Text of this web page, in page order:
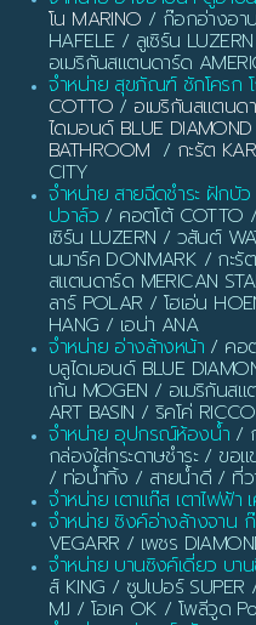
โน MARINO / ก๊อกอ่างอา
HAFELE / ลูเซิร์น
อเมริกันสแตนดาร์ด
จำหน่าย สุขภัณฑ์ ชักโครก โ
COTTO / อเมริกันสแตนด
ไดมอนด์ BLUE DIAMOND
BATHROOM / กะรัต
CITY
จำหน่าย สายฉีดชำระ ฝักบั
ปวาล์ว / คอตโต้ COTTO /
เซิร์น LUZERN / วสันต์
นมาร์ค DONMARK / กะรั
สแตนดาร์ด MERICAN
ลาร์ POLAR / โฮเอ่น
HANG / เอน่า ANA
จำหน่าย อ่างล้างหน้า / คอ
บลูไดมอนด์ BLUE
เก้น MOGEN / อเมริกันส
ART BASIN / ริคโค่
จำหน่าย อุปกรณ์ห้องน้ำ /
กล่องใส่กระดาษชำระ / ข
/ ท่อน้ำทิ้ง / สายน้ำดี / ที่ว
จำหน่าย เตาแก๊ส เตาไฟฟ้า
จำหน่าย ซิงค์อ่างล้างจาน
VEGARR / เพชร
จำหน่าย บานซิงค์เดี่ยว บ
ส์ KING / ซูปเปอร์
MJ / โอเค OK / โพลีวูด